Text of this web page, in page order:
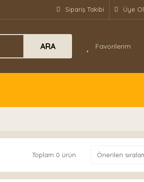
Sipariş Takibi Üye Ol
ARA Favorilerim
Toplam 0 ürün